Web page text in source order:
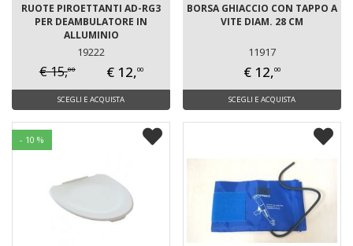
RUOTE PIROETTANTI AD-RG3
PER DEAMBULATORE IN
ALLUMINIO
19222
€ 15,00 € 12,00
SCEGLI E ACQUISTA
BORSA GHIACCIO CON TAPPO A
VITE DIAM. 28 CM
11917
€ 12,00
SCEGLI E ACQUISTA
- 10 %